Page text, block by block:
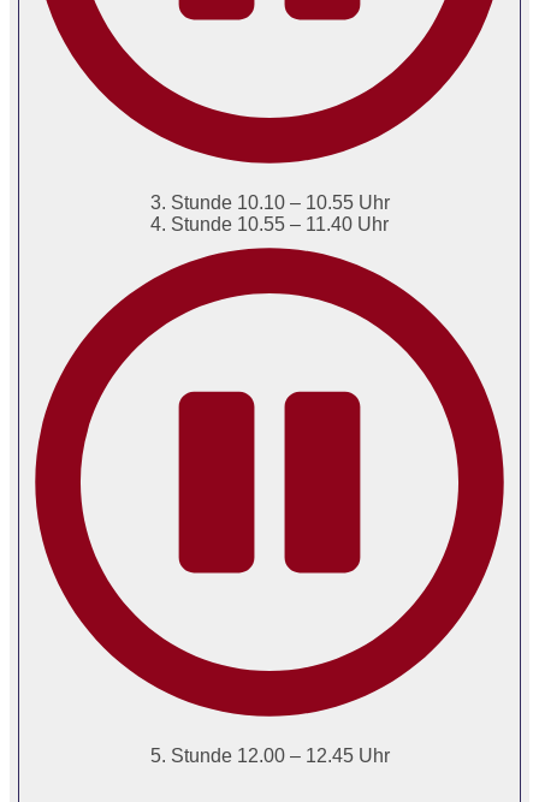
3. Stunde 10.10 – 10.55 Uhr
4. Stunde 10.55 – 11.40 Uhr
5. Stunde 12.00 – 12.45 Uhr